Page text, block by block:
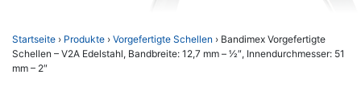
Startseite › Produkte › Vorgefertigte Schellen › Bandimex Vorgefertigte
Schellen – V2A Edelstahl, Bandbreite: 12,7 mm – 1⁄2″, Innendurchmesser: 51
mm – 2″